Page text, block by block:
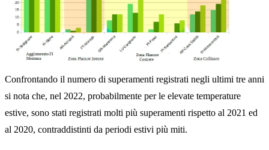
Confrontando il numero di superamenti registrati negli ultimi tre anni
si nota che, nel 2022, probabilmente per le elevate temperature
estive, sono stati registrati molti più superamenti rispetto al 2021 ed
al 2020, contraddistinti da periodi estivi più miti.